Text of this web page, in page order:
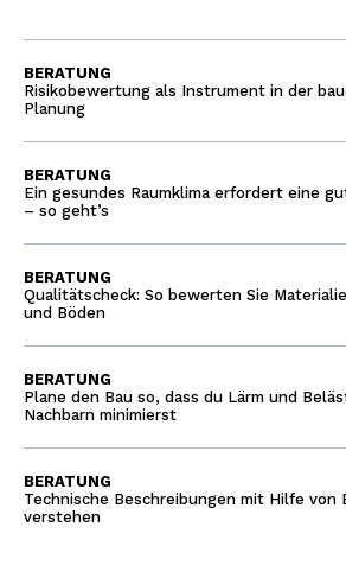
Risikobewertung als Instrument in der
Planung
BERATUNG
Ein gesundes Raumklima erfordert eine
– so geht’s
BERATUNG
Qualitätscheck: So bewerten Sie
und Böden
BERATUNG
Plane den Bau so, dass du Lärm und
Nachbarn minimierst
BERATUNG
Technische Beschreibungen mit Hilfe von
verstehen
BERATUNG